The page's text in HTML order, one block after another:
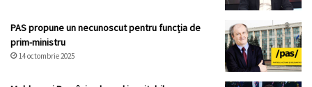
PAS propune un necunoscut pentru funcția de
prim-ministru
14 octombrie 2025